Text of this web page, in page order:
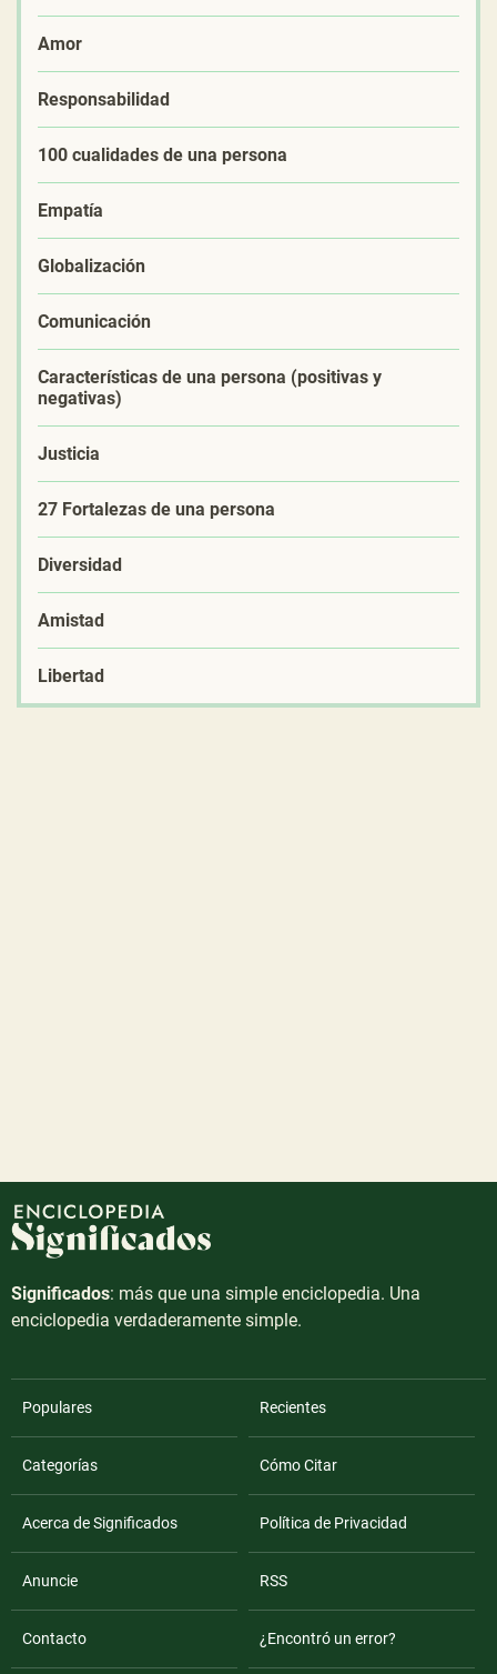
Amor
Responsabilidad
100 cualidades de una persona
Empatía
Globalización
Comunicación
Características de una persona (positivas y
negativas)
Justicia
27 Fortalezas de una persona
Diversidad
Amistad
Libertad
Significados: más que una simple enciclopedia. Una
enciclopedia verdaderamente simple.
Populares Recientes
Categorías Cómo Citar
Acerca de Significados Política de Privacidad
Anuncie RSS
Contacto ¿Encontró un error?